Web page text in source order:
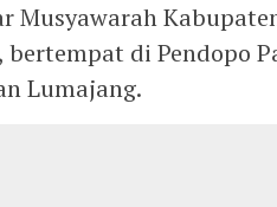
Musyawarah
bertempat di Pendopo
Lumajang.